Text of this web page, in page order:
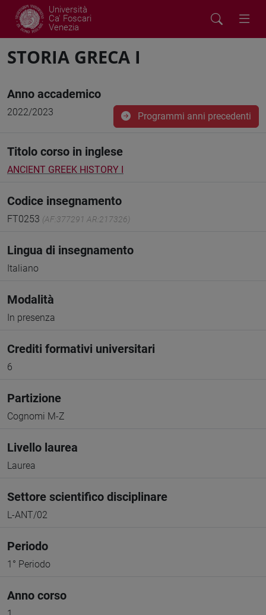
Università
Ca' Foscari
Venezia
STORIA GRECA I
Anno accademico
2022/2023 Programmi anni precedenti
Titolo corso in inglese
ANCIENT GREEK HISTORY I
Codice insegnamento
FT0253 (AF:377291 AR:217326)
Lingua di insegnamento
Italiano
Modalità
In presenza
Crediti formativi universitari
6
Partizione
Cognomi M-Z
Livello laurea
Laurea
Settore scientifico disciplinare
L-ANT/02
Periodo
1° Periodo
Anno corso